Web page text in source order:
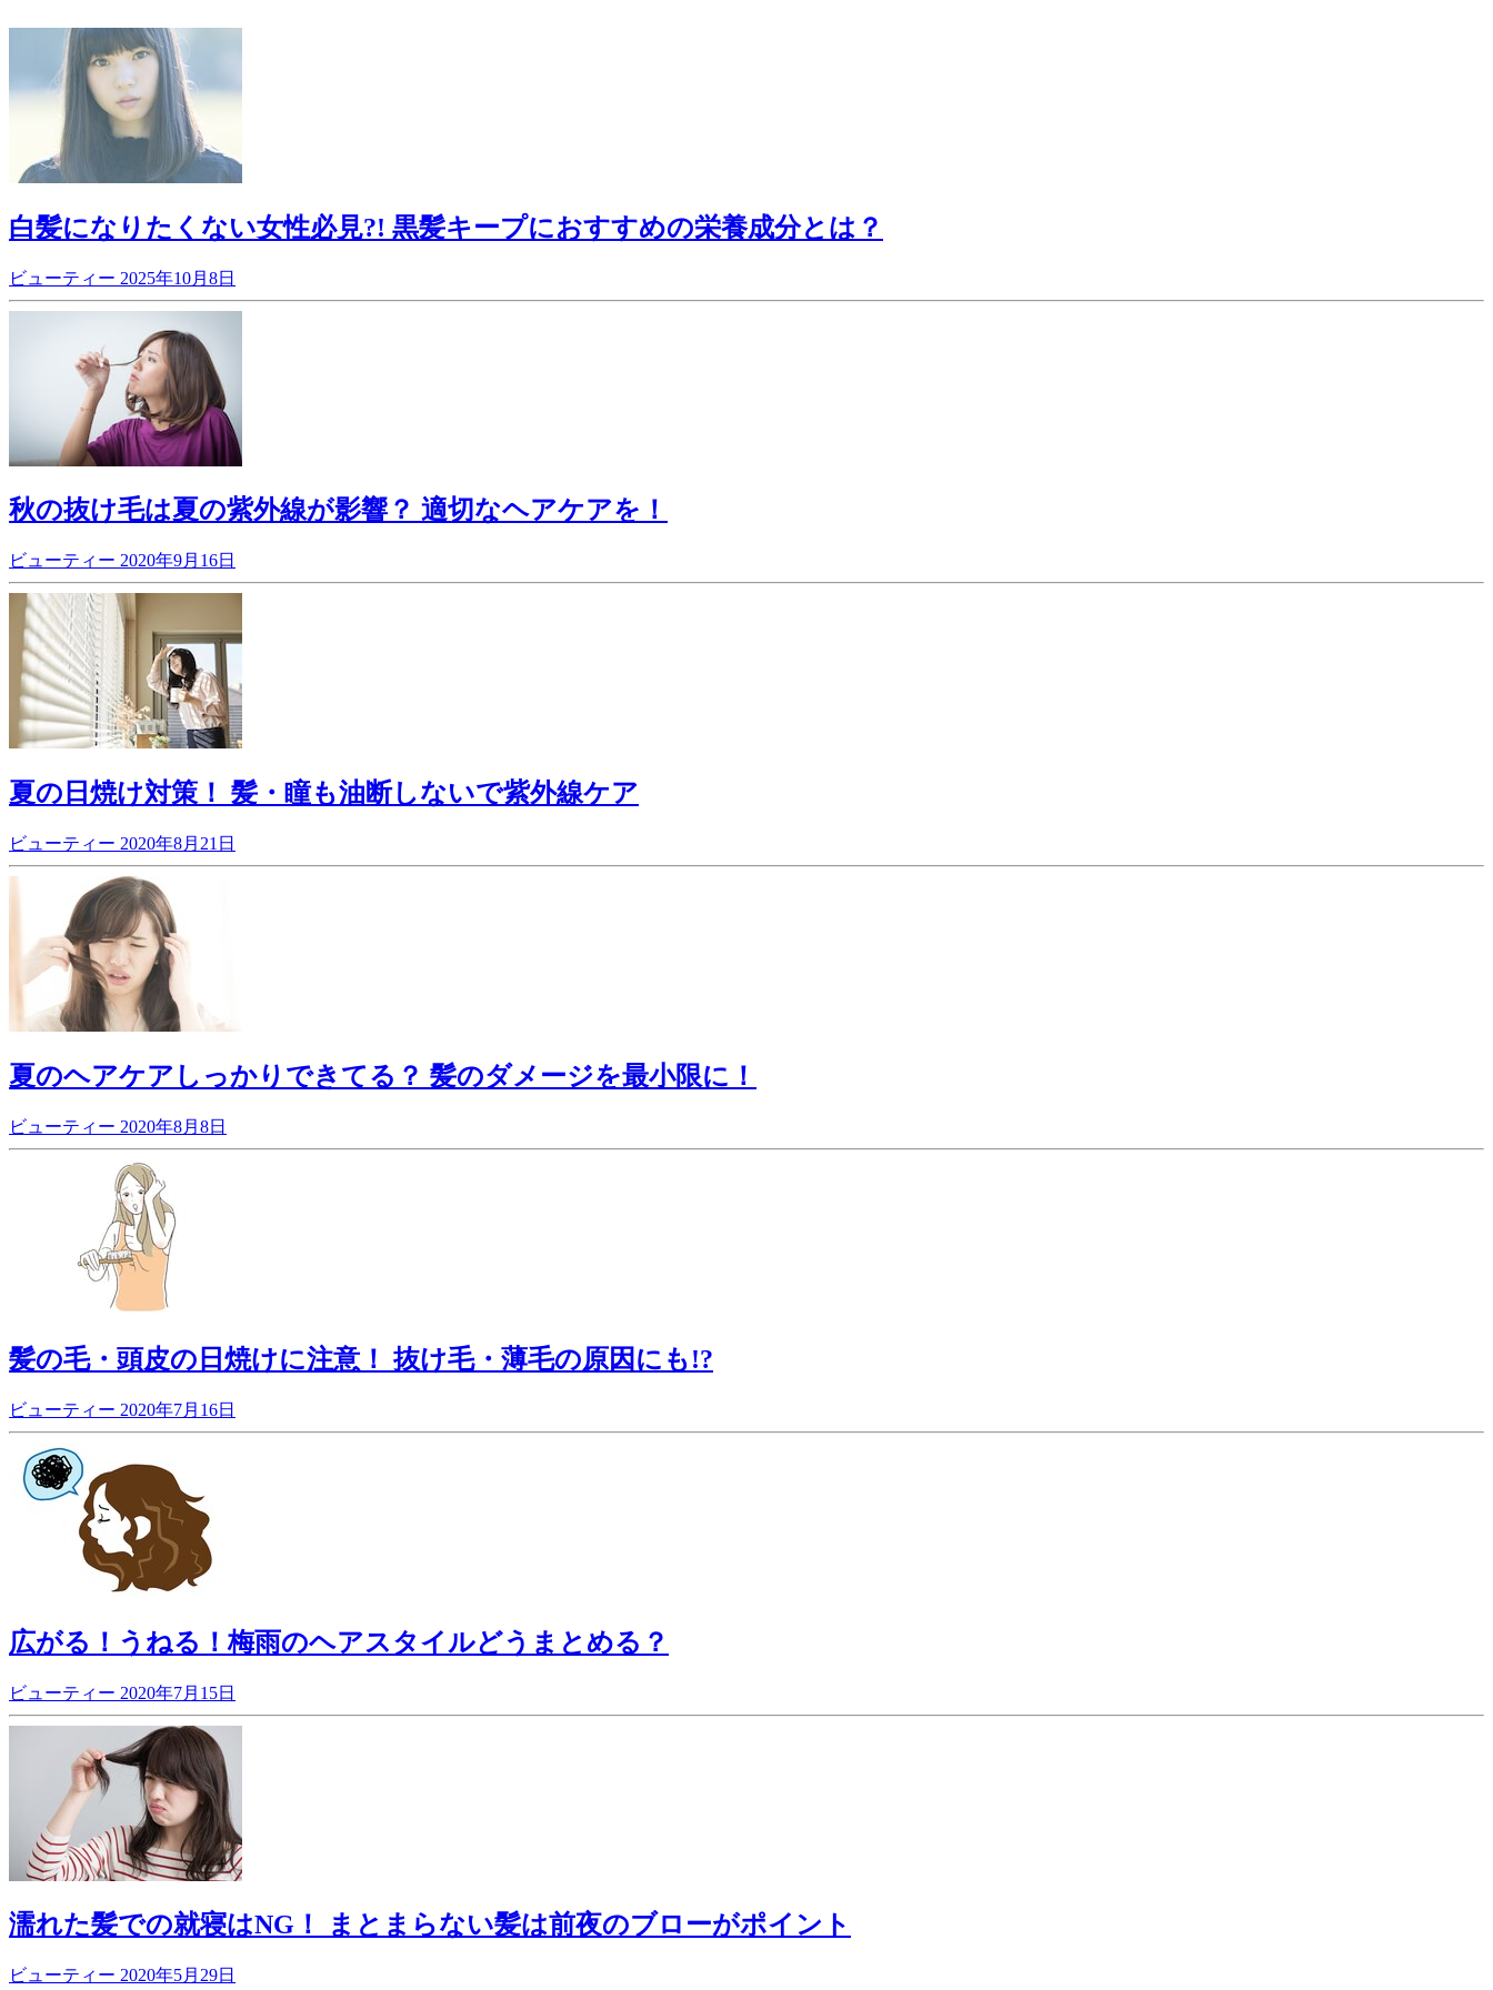
白髪になりたくない女性必見?! 黒髪キープにおすすめの栄養成分とは？
ビューティー 2025年10月8日
秋の抜け毛は夏の紫外線が影響？ 適切なヘアケアを！
ビューティー 2020年9月16日
夏の日焼け対策！ 髪・瞳も油断しないで紫外線ケア
ビューティー 2020年8月21日
夏のヘアケアしっかりできてる？ 髪のダメージを最小限に！
ビューティー 2020年8月8日
髪の毛・頭皮の日焼けに注意！ 抜け毛・薄毛の原因にも!?
ビューティー 2020年7月16日
広がる！うねる！梅雨のヘアスタイルどうまとめる？
ビューティー 2020年7月15日
濡れた髪での就寝はNG！ まとまらない髪は前夜のブローがポイント
ビューティー 2020年5月29日